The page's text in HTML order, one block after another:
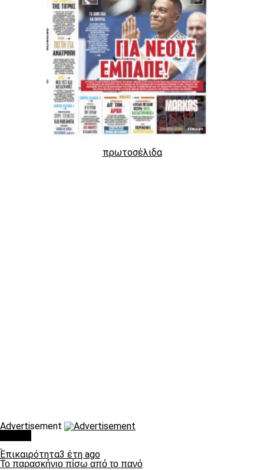
πρωτοσέλιδα
Advertisement
Επικαιρότητα3 έτη ago
Το παρασκήνιο πίσω από το πανό